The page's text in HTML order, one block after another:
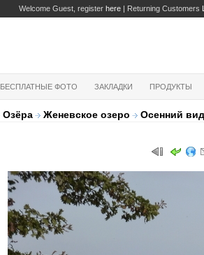
Welcome Guest, register here | Returning Customers
БЕСПЛАТНЫЕ ФОТО ЗАКЛАДКИ ПРОДУКТЫ
Озёра Женевское озеро Осенний